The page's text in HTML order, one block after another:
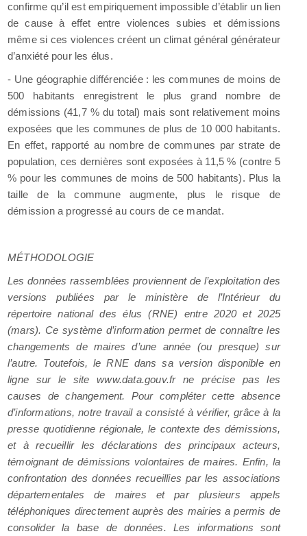
confirme qu’il est empiriquement impossible d’établir un lien
de cause à effet entre violences subies et démissions
même si ces violences créent un climat général générateur
d’anxiété pour les élus.
- Une géographie différenciée : les communes de moins de
500 habitants enregistrent le plus grand nombre de
démissions (41,7 % du total) mais sont relativement moins
exposées que les communes de plus de 10 000 habitants.
En effet, rapporté au nombre de communes par strate de
population, ces dernières sont exposées à 11,5 % (contre 5
% pour les communes de moins de 500 habitants). Plus la
taille de la commune augmente, plus le risque de
démission a progressé au cours de ce mandat.
MÉTHODOLOGIE
Les données rassemblées proviennent de l’exploitation des
versions publiées par le ministère de l’Intérieur du
répertoire national des élus (RNE) entre 2020 et 2025
(mars). Ce système d’information permet de connaître les
changements de maires d’une année (ou presque) sur
l’autre. Toutefois, le RNE dans sa version disponible en
ligne sur le site www.data.gouv.fr ne précise pas les
causes de changement. Pour compléter cette absence
d’informations, notre travail a consisté à vérifier, grâce à la
presse quotidienne régionale, le contexte des démissions,
et à recueillir les déclarations des principaux acteurs,
témoignant de démissions volontaires de maires. Enfin, la
confrontation des données recueillies par les associations
départementales de maires et par plusieurs appels
téléphoniques directement auprès des mairies a permis de
consolider la base de données. Les informations sont